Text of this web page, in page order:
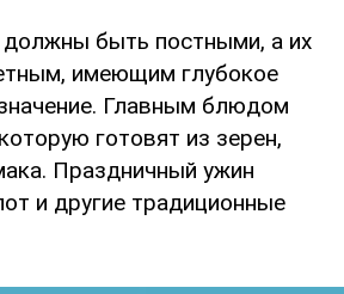
быть постными, а их
имеющим глубокое
Главным блюдом
готовят из зерен,
Праздничный ужин
и другие традиционные